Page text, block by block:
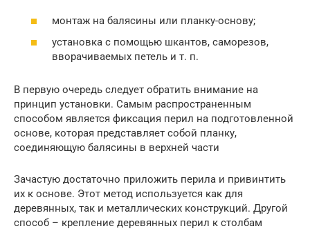
монтаж на балясины или планку-основу;
установка с помощью шкантов, саморезов,
вворачиваемых петель и т. п.
В первую очередь следует обратить внимание на
принцип установки. Самым распространенным
способом является фиксация перил на подготовленной
основе, которая представляет собой планку,
соединяющую балясины в верхней части
Зачастую достаточно приложить перила и привинтить
их к основе. Этот метод используется как для
деревянных, так и металлических конструкций. Другой
способ – крепление деревянных перил к столбам